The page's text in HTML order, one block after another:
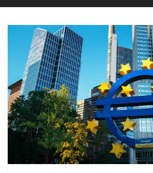
Denis Bouclon : la diplomatie
Next Terra International : des
du commerce international